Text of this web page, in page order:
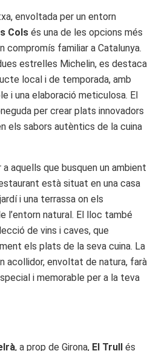
envoltada per un entorn
Cols és una de les opcions més
compromís familiar a Catalunya.
estrelles Michelin, es destaca
local i de temporada, amb
i una elaboració meticulosa. El
per crear plats innovadors
els sabors autèntics de la cuina
aquells que busquen un ambient
està situat en una casa
i una terrassa on els
l’entorn natural. El lloc també
de vins i caves, que
els plats de la seva cuina. La
acollidor, envoltat de natura, farà
i memorable per a la teva
, a prop de Girona, El Trull és